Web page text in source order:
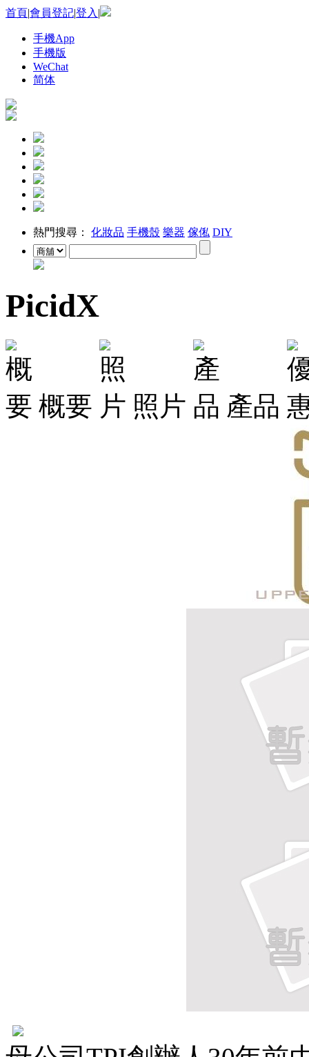
首頁|會員登記|登入 |
手機App
手機版
WeChat
简体
熱門搜尋： 化妝品 手機殼 樂器 傢俬 DIY
PicidX
概要 照片 產品